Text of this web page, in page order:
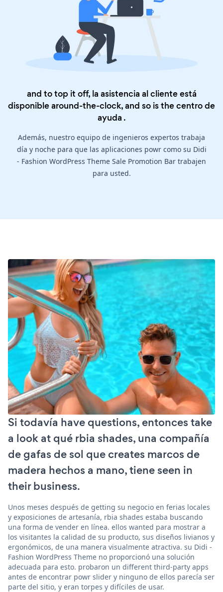
and to top it off, la asistencia al cliente está
disponible around-the-clock, and so is thecentro de
ayuda .
Además, nuestro equipo de ingenieros expertos trabaja
día y noche para que las aplicaciones powr como su Didi
- Fashion WordPress Theme Sale Promotion Bar trabajen
para usted.
Si todavía have questions, entonces take
a look at qué rbia shades, una compañía
de gafas de sol que creates marcos de
madera hechos a mano, tiene seen in
their business.
Unos meses después de getting su negocio en ferias locales
y exposiciones de artesanía, rbia shades estaba buscando
una forma de vender en línea. ellos wanted para mostrar a
los visitantes la calidad de su producto, sus diseños livianos y
ergonómicos, de una manera visualmente atractiva. su Didi -
Fashion WordPress Theme no proporcionó una solución
adecuada para esto. probaron un different third-party apps
antes de encontrar powr slider y ninguno de ellos parecía ser
parte del sitio, y eran torpes y difíciles de usar.